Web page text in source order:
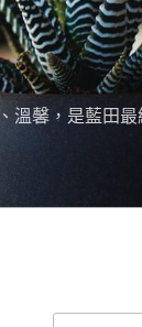
馨，是藍田